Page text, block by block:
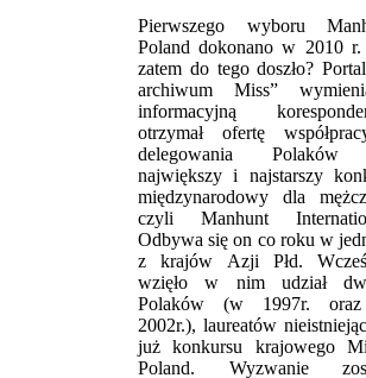
Pierwszego wyboru
Poland dokonano w 2010 r.
zatem do tego doszło?
archiwum Miss”
informacyjną
otrzymał ofertę
delegowania Polaków
największy i najstarszy
międzynarodowy dla
czyli Manhunt
Odbywa się on co roku w
z krajów Azji Płd.
wzięło w nim udział
Polaków (w 1997r.
2002r.), laureatów
już konkursu krajowego
Poland. Wyzwanie